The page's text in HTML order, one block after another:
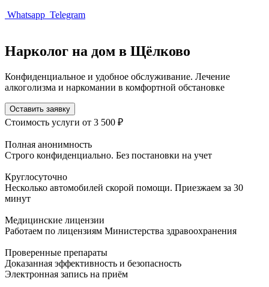
Whatsapp Telegram
Нарколог на дом в Щёлково
Конфиденциальное и удобное обслуживание. Лечение
алкоголизма и наркомании в комфортной обстановке
Оставить заявку
Стоимость услуги от 3 500 ₽
Полная анонимность
Строго конфиденциально. Без постановки на учет
Круглосуточно
Несколько автомобилей скорой помощи. Приезжаем за 30
минут
Медицинские лицензии
Работаем по лицензиям Министерства здравоохранения
Проверенные препараты
Доказанная эффективность и безопасность
Электронная запись на приём